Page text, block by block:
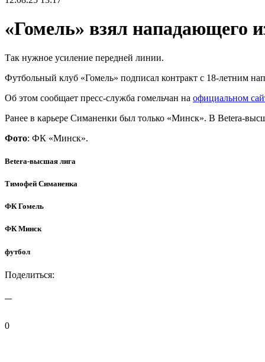
«Гомель» взял нападающего
Так нужное усиление передней линии.
Футбольный клуб «Гомель» подписал контракт с 18-летним
Об этом сообщает пресс-служба гомельчан на официальном
Ранее в карьере Симаненки был только «Минск». В Betera-
Фото: ФК «Минск».
Betera-высшая лига
Тимофей Симаненка
ФК Гомель
ФК Минск
футбол
Поделиться:
0